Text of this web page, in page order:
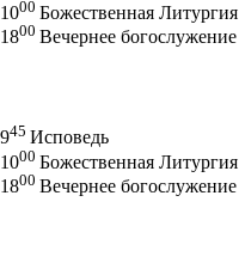
1000 Божественная Литургия
1800 Вечернее богослужение
945 Исповедь
1000 Божественная Литургия
1800 Вечернее богослужение